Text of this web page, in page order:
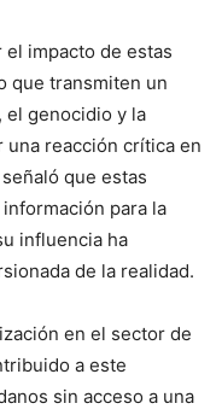
impacto de estas
que transmiten un
el genocidio y la
reacción crítica en
que estas
para la
influencia ha
de la realidad.
en el sector de
a este
sin acceso a una